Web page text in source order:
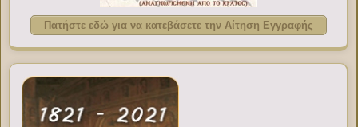
Πατήστε εδώ για να κατεβάσετε την Αίτηση Εγγραφής